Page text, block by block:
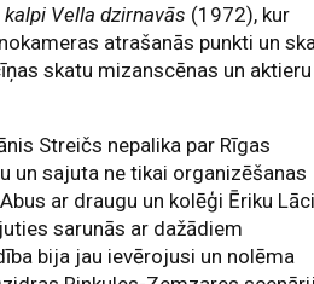
kalpi Vella dzirnavās (1972), kur
atrašanās punkti un
skatu mizanscēnas un aktieru
Streičs nepalika par Rīgas
un sajuta ne tikai organizēšanas
ar draugu un kolēģi Ēriku
sarunās ar dažādiem
bija jau ievērojusi un nolēma